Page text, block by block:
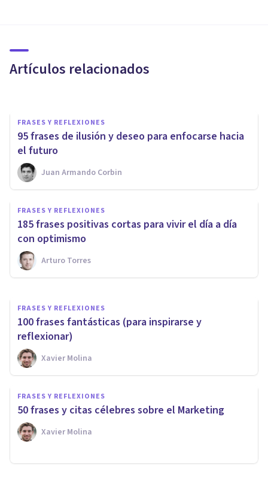
Artículos relacionados
tatuarse
FRASES Y REFLEXIONES
95 frases de ilusión y deseo para enfocarse hacia
el futuro
Juan Armando Corbin
FRASES Y REFLEXIONES
185 frases positivas cortas para vivir el día a día
con optimismo
Arturo Torres
Las 85 mejores frases y
reflexiones de Michel Foucault
Juan Armando Corbin
FRASES Y REFLEXIONES
100 frases fantásticas (para inspirarse y
reflexionar)
Xavier Molina
FRASES Y REFLEXIONES
50 frases y citas célebres sobre el Marketing
Xavier Molina